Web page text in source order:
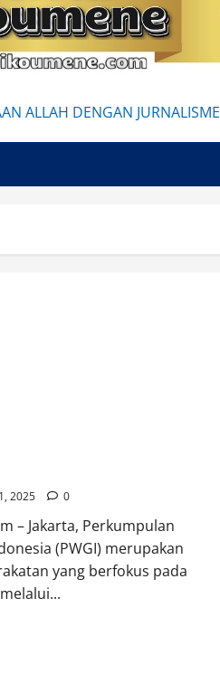
ALLAH DENGAN JURNALISME
2025 0
– Jakarta, Perkumpulan
(PWGI) merupakan
yang berfokus pada